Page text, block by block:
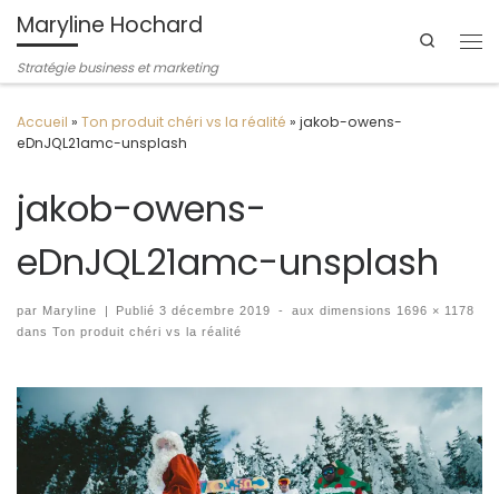
Passer au contenu
Maryline Hochard
Stratégie business et marketing
Search
Accueil » Ton produit chéri vs la réalité » jakob-owens-
eDnJQL21amc-unsplash
jakob-owens-
eDnJQL21amc-unsplash
par Maryline Publié3 décembre 2019 - aux dimensions 1696 × 1178
dans Ton produit chéri vs la réalité
Navigation des images